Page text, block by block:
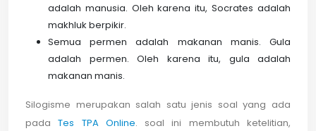
adalah manusia. Oleh karena itu, Socrates adalah
makhluk berpikir.
Semua permen adalah makanan manis. Gula
adalah permen. Oleh karena itu, gula adalah
makanan manis.
Silogisme merupakan salah satu jenis soal yang ada
padaTes TPA Online. soal ini membutuh ketelitian,